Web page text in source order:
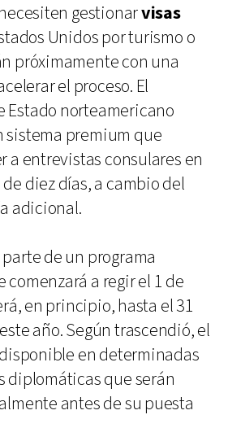
gestionarvisas
Unidos por turismo o
próximamente con una
el proceso. El
Estado norteamericano
sistema premium que
a entrevistas consulares en
diez días, a cambio del
adicional.
de un programa
a regir el 1 de
en principio, hasta el 31
año. Según trascendió, el
en determinadas
diplomáticas que serán
antes de su puesta